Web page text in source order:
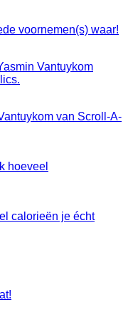
voornemen(s) waar!
van Scroll-A-
calorieën je écht